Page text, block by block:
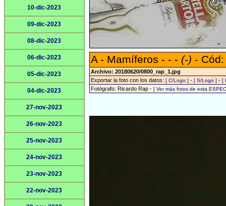
10-dic-2023
09-dic-2023
08-dic-2023
06-dic-2023
05-dic-2023
04-dic-2023
27-nov-2023
26-nov-2023
25-nov-2023
24-nov-2023
23-nov-2023
22-nov-2023
A - Mamíferos - - - (-) -
Archivo: 20180620/0800_rap_1.jpg
Exportar la foto con los datos: [ C/Logo ] - [ S/Logo ] - [
Fotógrafo: Ricardo Rap - [ Ver más fotos de esta